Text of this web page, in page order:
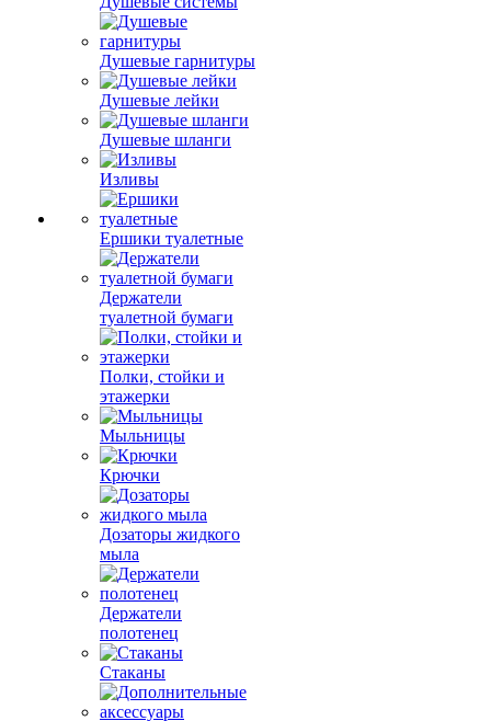
Душевые гарнитуры
Душевые лейки
Душевые шланги
Изливы
Ершики туалетные
Держатели
туалетной бумаги
Полки, стойки и
этажерки
Мыльницы
Крючки
Дозаторы жидкого
мыла
Держатели
полотенец
Стаканы